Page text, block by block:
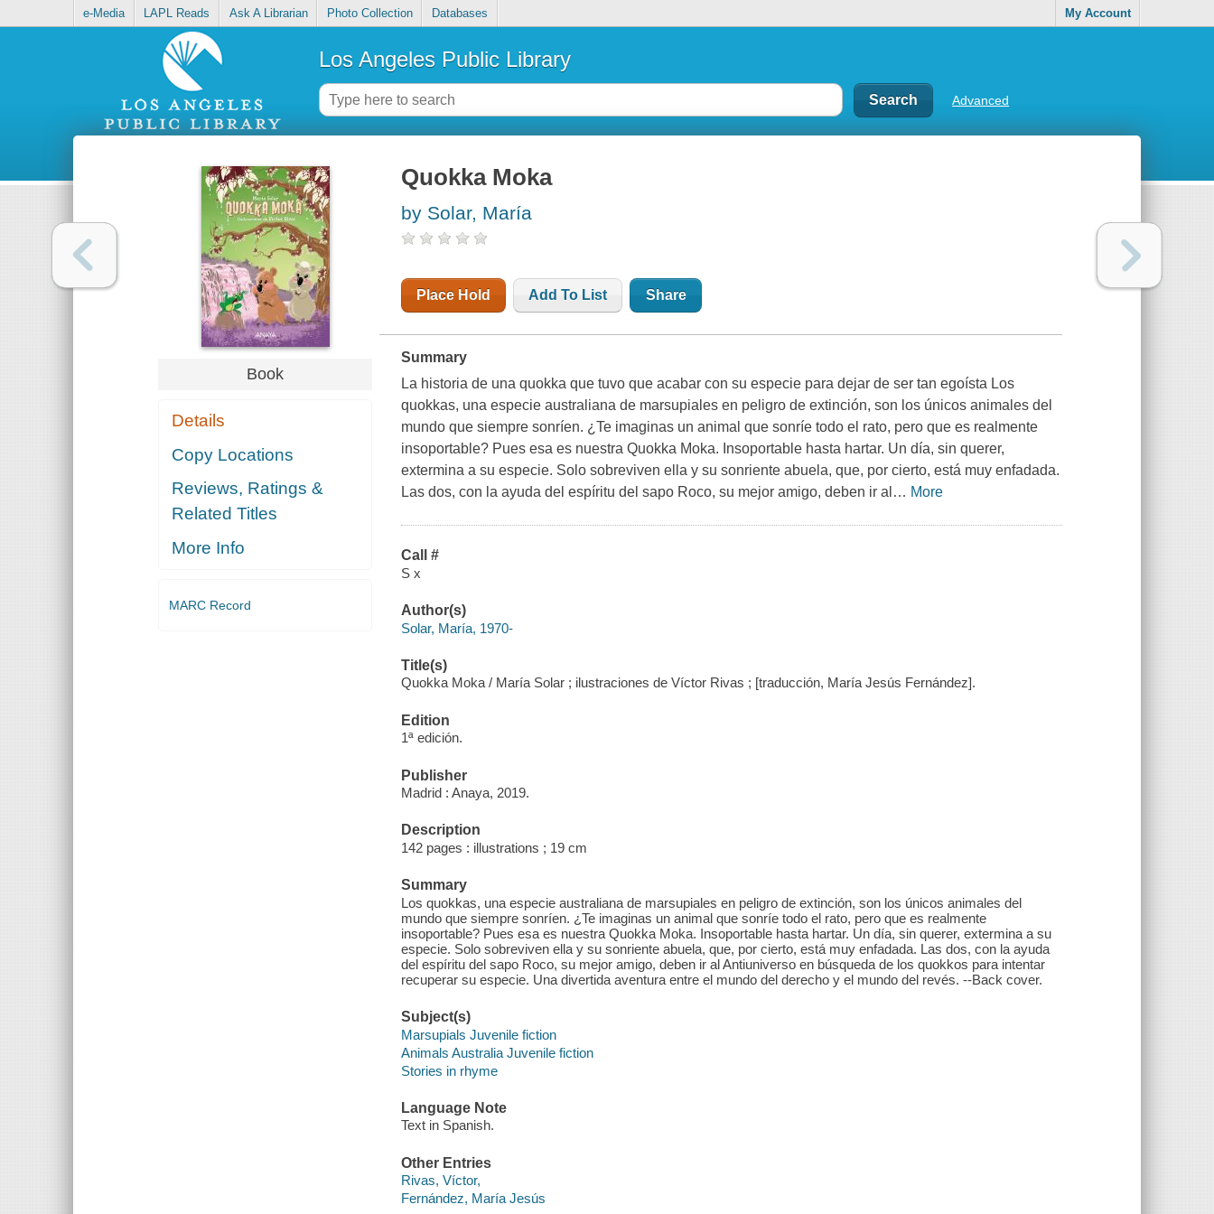
e-Media LAPL Reads Ask A Librarian Photo Collection Databases My Account
Los Angeles Public Library
Advanced
Book
Details
Copy Locations
Reviews, Ratings &
Related Titles
More Info
MARC Record
Quokka Moka
by Solar, María
Place Hold Add To List Share
Summary
La historia de una quokka que tuvo que acabar con su especie para dejar de ser tan egoísta Los
quokkas, una especie australiana de marsupiales en peligro de extinción, son los únicos animales del
mundo que siempre sonríen. ¿Te imaginas un animal que sonríe todo el rato, pero que es realmente
insoportable? Pues esa es nuestra Quokka Moka. Insoportable hasta hartar. Un día, sin querer,
extermina a su especie. Solo sobreviven ella y su sonriente abuela, que, por cierto, está muy enfadada.
Las dos, con la ayuda del espíritu del sapo Roco, su mejor amigo, deben ir al … More
Call #
S x
Author(s)
Solar, María, 1970-
Title(s)
Quokka Moka / María Solar ; ilustraciones de Víctor Rivas ; [traducción, María Jesús Fernández].
Edition
1ª edición.
Publisher
Madrid : Anaya, 2019.
Description
142 pages : illustrations ; 19 cm
Summary
Los quokkas, una especie australiana de marsupiales en peligro de extinción, son los únicos animales del
mundo que siempre sonríen. ¿Te imaginas un animal que sonríe todo el rato, pero que es realmente
insoportable? Pues esa es nuestra Quokka Moka. Insoportable hasta hartar. Un día, sin querer, extermina a su
especie. Solo sobreviven ella y su sonriente abuela, que, por cierto, está muy enfadada. Las dos, con la ayuda
del espíritu del sapo Roco, su mejor amigo, deben ir al Antiuniverso en búsqueda de los quokkos para intentar
recuperar su especie. Una divertida aventura entre el mundo del derecho y el mundo del revés. --Back cover.
Subject(s)
Marsupials Juvenile fiction
Animals Australia Juvenile fiction
Stories in rhyme
Language Note
Text in Spanish.
Other Entries
Rivas, Víctor,
Fernández, María Jesús